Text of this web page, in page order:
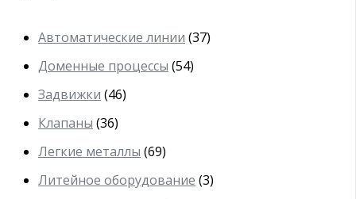
Автоматические линии (37)
Доменные процессы (54)
Задвижки (46)
Клапаны (36)
Легкие металлы (69)
Литейное оборудование (3)